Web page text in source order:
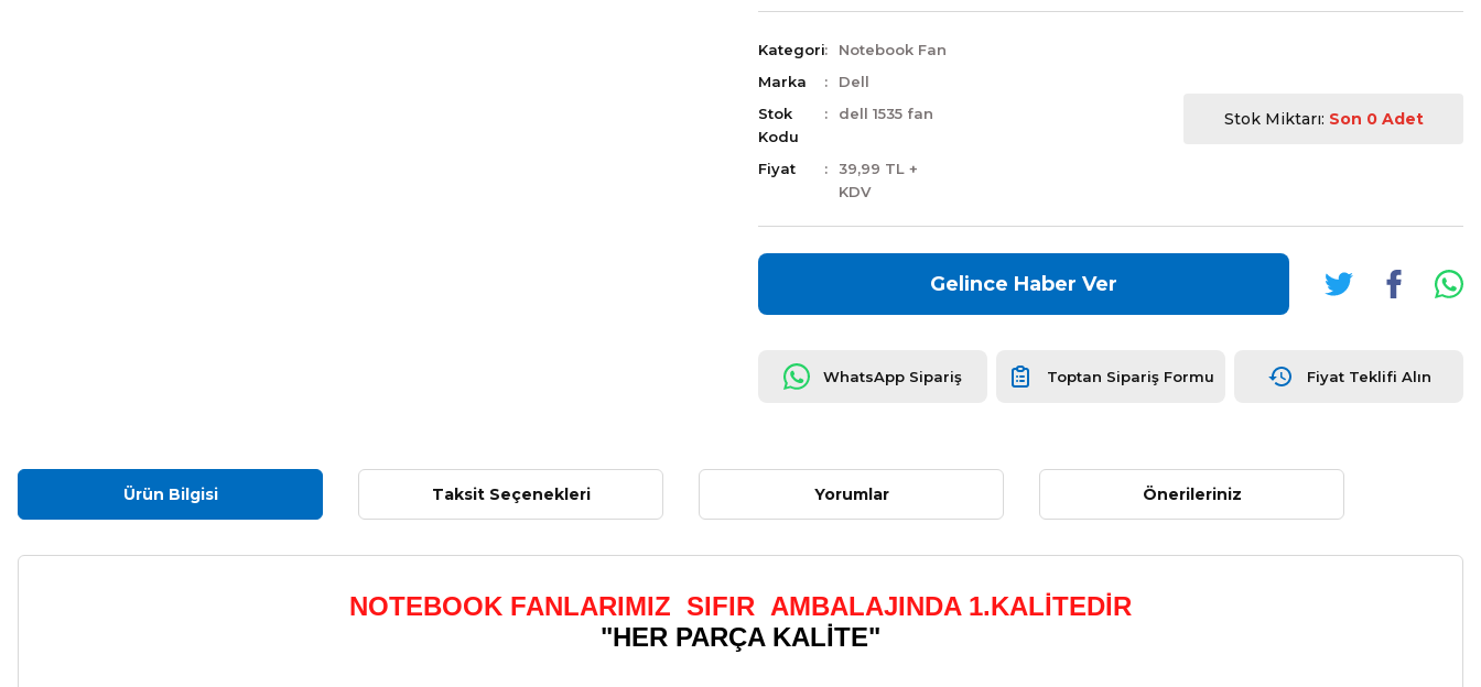
Kategori
Notebook Fan
Marka
Dell
Stok
Kodu
dell 1535 fan
Fiyat
39,99 TL +
KDV
Stok Miktarı: Son 0 Adet
Gelince Haber Ver
WhatsApp Sipariş Toptan Sipariş Formu Fiyat Teklifi Alın
Ürün Bilgisi Taksit Seçenekleri Yorumlar Önerileriniz
NOTEBOOK FANLARIMIZ SIFIR AMBALAJINDA 1.KALİTEDİR
"HER PARÇA KALİTE"